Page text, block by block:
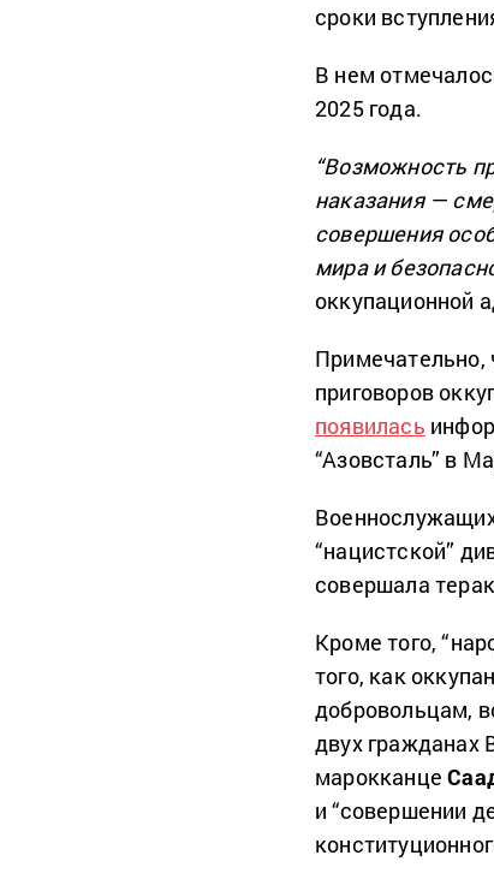
сроки
В нем
2025 года.
“Возможность
наказания —
совершения
мира и
оккупационной
Примечательно,
приговоров
появилась
“Азовсталь” в
“нацистской”
совершала
Кроме того,
того, как
добровольцам,
двух гражданах
марокканце
и “совершении